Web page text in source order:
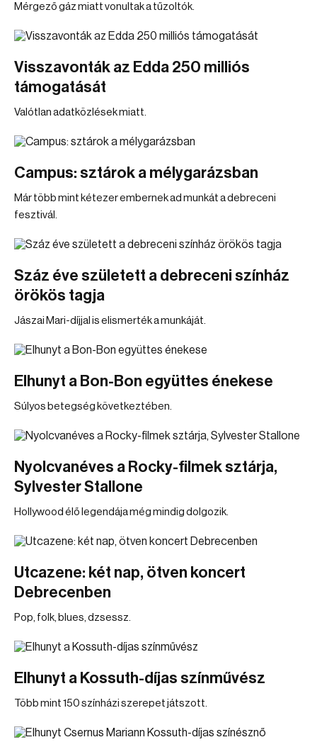
Mérgező gáz miatt vonultak a tűzoltók.
Visszavonták az Edda 250 milliós
támogatását
Valótlan adatközlések miatt.
Campus: sztárok a mélygarázsban
Már több mint kétezer embernek ad munkát a debreceni
fesztivál.
Száz éve született a debreceni színház
örökös tagja
Jászai Mari-díjjal is elismerték a munkáját.
Elhunyt a Bon-Bon együttes énekese
Súlyos betegség következtében.
Nyolcvanéves a Rocky-filmek sztárja,
Sylvester Stallone
Hollywood élő legendája még mindig dolgozik.
Utcazene: két nap, ötven koncert
Debrecenben
Pop, folk, blues, dzsessz.
Elhunyt a Kossuth-díjas színművész
Több mint 150 színházi szerepet játszott.